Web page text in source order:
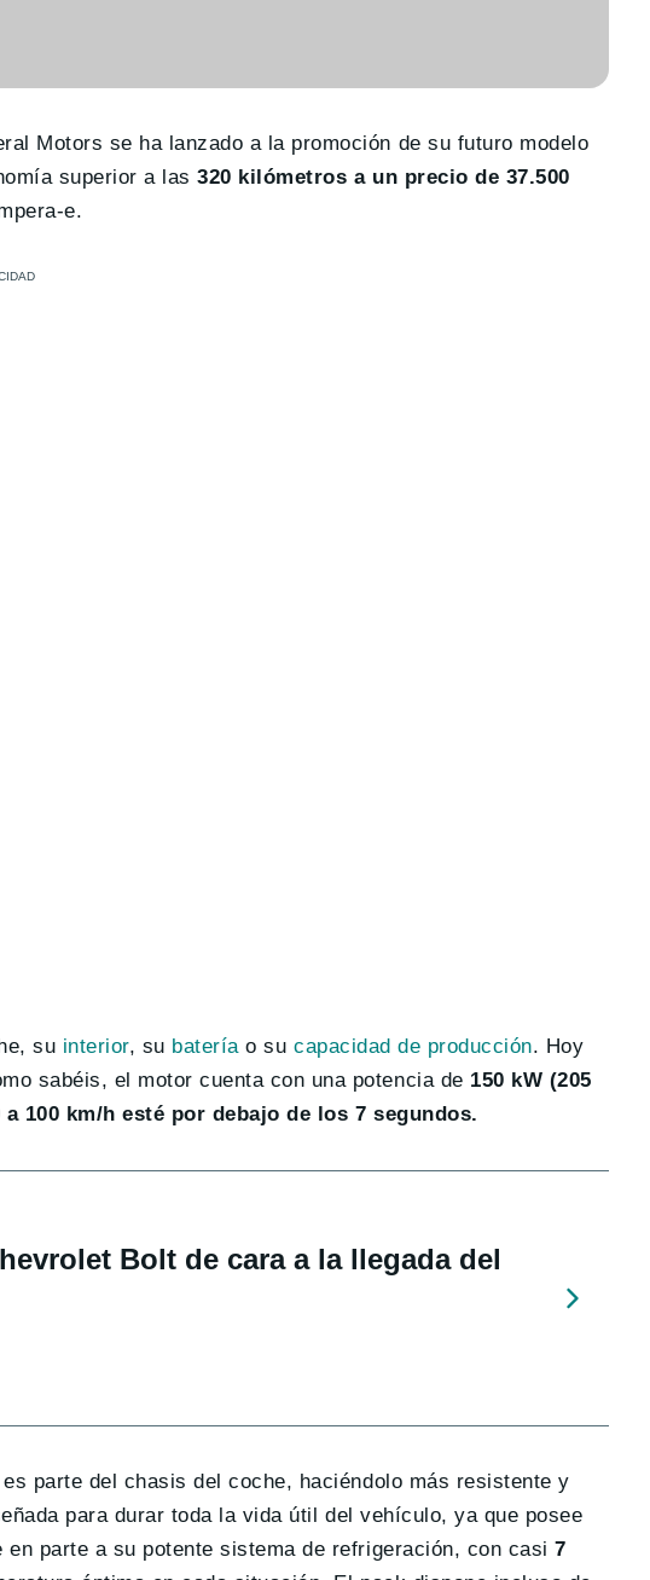
Motors se ha lanzado a la promoción de su futuro modelo
superior a las320 kilómetros a un precio de 37.500
e.
su interior, su batería o su capacidad de producción. Hoy
sabéis, el motor cuenta con una potencia de 150 kW (205
a 100 km/h esté por debajo de los 7 segundos.
Bolt de cara a la llegada del
parte del chasis del coche, haciéndolo más resistente y
para durar toda la vida útil del vehículo, ya que posee
en parte a su potente sistema de refrigeración, con casi 7